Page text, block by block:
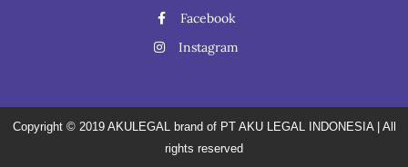
Facebook
Instagram
Copyright © 2019 AKULEGAL brand of PT AKU LEGAL INDONESIA| All
rights reserved